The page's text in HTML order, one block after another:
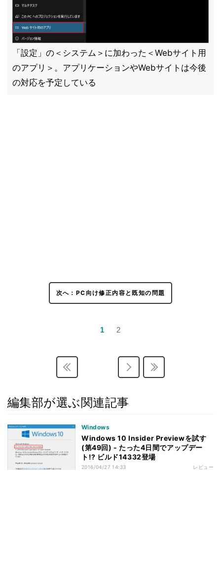
「設定」の＜システム＞に加わった＜Webサイト用
のアプリ＞。アプリケーションやWebサイトは今後
の対応を予定している
次へ：PC向け修正内容と既知の問題
1 2
編集部が選ぶ関連記事
Windows
Windows 10 Insider Previewを試す
(第49回) - たった4日間でアップデー
ト!? ビルド14332登場
2016/04/27 14:33 レビュー